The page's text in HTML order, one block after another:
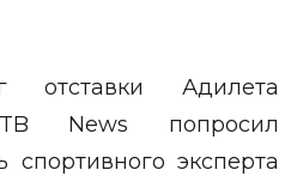
отставки Адилета
News попросил
спортивного эксперта